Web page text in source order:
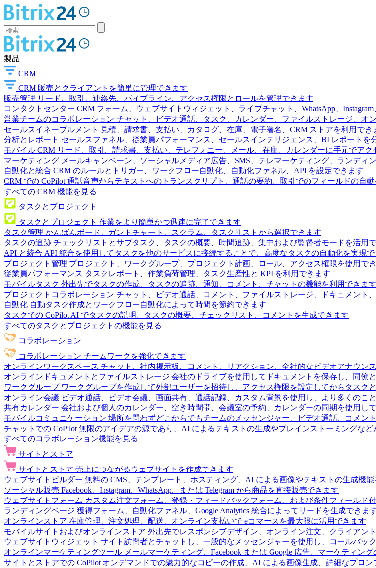
製品
CRM
CRM 販売とクライアントを簡単に管理できます
販売管理 リード、取引、連絡先、パイプライン、アクセス権限とロールを管理できます
コンタクトセンター CRM フォーム、ウェブサイトウィジェット、ライブチャット、WhatsApp、
営業チームのコラボレーション チャット、ビデオ通話、タスク、カレンダー、ファイルストレージ、オ
セールスイネーブルメント
見積、請求書、支払い、カタログ、在庫、電子署名、CRM ストアを利用でき
分析とレポート セールスファネル、従業員パフォーマンス、セールスインテリジェンス、BI レポートを
モバイル CRM リード、取引、請求書、支払い、テレフォニー、メール、在庫、カレンダーに手元でアク
マーケティング メールキャンペーン、ソーシャルメディア広告、SMS、テレマーケティング、ランディ
自動化と統合 CRM のルールとトリガー、ワークフロー自動化、自動化ファネル、API を設定できます
CRM での CoPilot 通話音声からテキストへのトランスクリプト、通話の要約、取引でのフィールドの自
すべての CRM 機能を見る
タスクとプロジェクト
タスクとプロジェクト 作業をより簡単かつ迅速に完了できます
タスク管理 かんばんボード、ガントチャート、スクラム、タスクリストから選択できます
タスクの追跡 チェックリストとサブタスク、タスクの概要、時間追跡、集中および監督者モードを活用
API と統合 API 統合を使用してタスクを他のサービスに接続することで、高度なタスクの自動化を実現で
プロジェクト管理 プロジェクト、ワークグループ、プロジェクト計画、ロール、アクセス権限を使用で
従業員パフォーマンス タスクレポート、作業負荷管理、タスク生産性と KPI を利用できます
モバイルタスク 外出先でタスクの作成、タスクの追跡、通知、コメント、チャットの機能を利用できます
プロジェクトコラボレーション チャット、ビデオ通話、コメント、ファイルストレージ、ドキュメント
自動化 自動タスク作成とワークフロー自動化によって時間を節約できます
タスクでの CoPilot AI でタスクの説明、タスクの概要、チェックリスト、コメントを生成できます
すべてのタスクとプロジェクトの機能を見る
コラボレーション
コラボレーション チームワークを強化できます
オンラインワークスペース チャット、社内掲示板、コメント、リアクション、全社的なビデオアナウン
オンラインドキュメントとファイルストレージ 会社のドライブを使用してドキュメントを保存し、同僚
ワークグループ ワークグループを作成して外部ユーザーを招待し、アクセス権限を設定してからタスク
オンライン会議 ビデオ通話、ビデオ会議、画面共有、通話記録、カスタム背景を使用し、より多くのこ
共有カレンダー 会社および個人のカレンダー、空き時間帯、会議室の予約、カレンダーの同期を使用し
モバイルコミュニケーション 場所を問わずどこからでもチームのメッセンジャー、ビデオ通話、コメン
チャットでの CoPilot 無限のアイデアの源であり、AI によるテキストの生成やブレインストーミングなど
すべてのコラボレーション機能を見る
サイトとストア
サイトとストア 売上につながるウェブサイトを作成できます
ウェブサイトビルダー 無料の CMS、テンプレート、ホスティング、AI による画像やテキストの生成機
ソーシャル販売 Facebook、Instagram、WhatsApp、または Telegram から商品を直接販売できます
ウェブサイトフォーム カスタム注文フォーム、登録・フィードバックフォーム、および条件フィールド
ランディングページ 獲得フォーム、自動化ファネル、Google Analytics 統合によってリードを生成できま
オンラインストア 在庫管理、注文処理、配送、オンライン支払いで eコマースを最大限に活用できます
モバイルサイトおよびオンラインストア 外出先でレスポンシブデザイン、オンライン注文、クライアン
ウェブサイトウィジェット サイト訪問者とチャットし、一般的なメッセンジャーを使用し、コールバッ
オンラインマーケティングツール メールマーケティング、Facebook または Google 広告、マーケティン
サイトとストアでの CoPilot オンデマンドでの魅力的なコピーの作成、AI による画像生成、詳細なプロ